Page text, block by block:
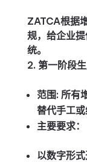
ZATCA根据
规，给企业
统。
第一阶段
范围: 所有
替代手工或
主要要求：
以数字形式